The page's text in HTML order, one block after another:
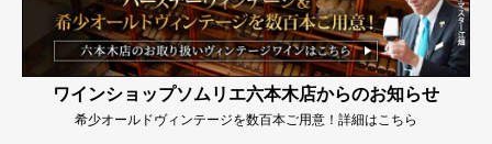
ワインショップソムリエ六本木店からのお知らせ
希少オールドヴィンテージを数百本ご用意！詳細はこちら